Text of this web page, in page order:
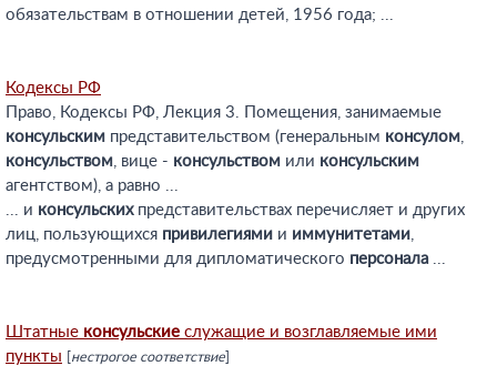
обязательствам в отношении детей, 1956 года; ...
Кодексы РФ
Право, Кодексы РФ, Лекция 3. Помещения, занимаемые
консульским представительством (генеральным консулом,
консульством, вице - консульством или консульским
агентством), а равно ...
... и консульскихпредставительствах перечисляет и других
лиц, пользующихся привилегиями и иммунитетами,
предусмотренными для дипломатического персонала ...
Штатные консульские служащие и возглавляемые ими
пункты
нестрогое соответствие